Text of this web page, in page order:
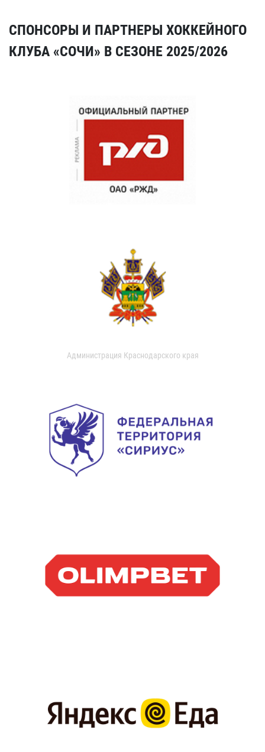
СПОНСОРЫ И ПАРТНЕРЫ ХОККЕЙНОГО
КЛУБА «СОЧИ» В СЕЗОНЕ 2025/2026
Администрация Краснодарского края